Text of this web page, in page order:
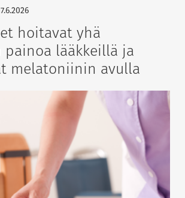
hoitavat yhä
painoa lääkkeillä ja
melatoniinin avulla